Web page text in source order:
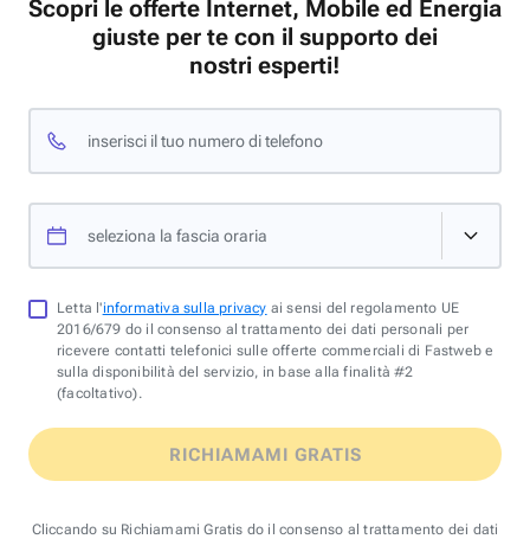
Scopri le offerte Internet, Mobile ed Energia
giuste per te con il supporto dei
nostri esperti!
inserisci il tuo numero di telefono
seleziona la fascia oraria
Letta l'informativa sulla privacy ai sensi del regolamento UE
2016/679 do il consenso al trattamento dei dati personali per
ricevere contatti telefonici sulle offerte commerciali di Fastweb e
sulla disponibilità del servizio, in base alla finalità #2
(facoltativo).
RICHIAMAMI GRATIS
Cliccando su Richiamami Gratis do il consenso al trattamento dei dati